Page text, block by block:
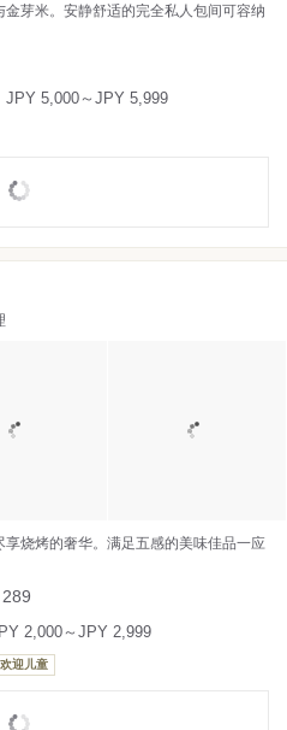
金芽米。安静舒适的完全私人包间可容纳
JPY 5,000～JPY 5,999
享烧烤的奢华。满足五感的美味佳品一应
289
2,000～JPY 2,999
欢迎儿童